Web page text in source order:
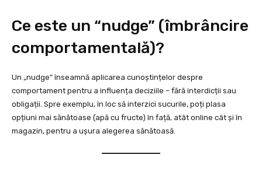
Ce este un “nudge” (îmbrâncire
comportamentală)?
Un „nudge” înseamnă aplicarea cunoștințelor despre
comportament pentru a influența deciziile – fără interdicții sau
obligații. Spre exemplu, în loc să interzici sucurile, poți plasa
opțiuni mai sănătoase (apă cu fructe) în față, atât online cât și în
magazin, pentru a ușura alegerea sănătoasă.